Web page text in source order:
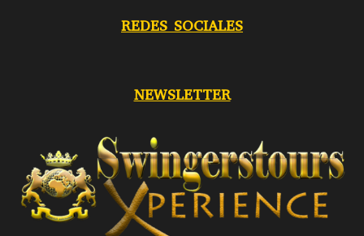
REDES SOCIALES
NEWSLETTER